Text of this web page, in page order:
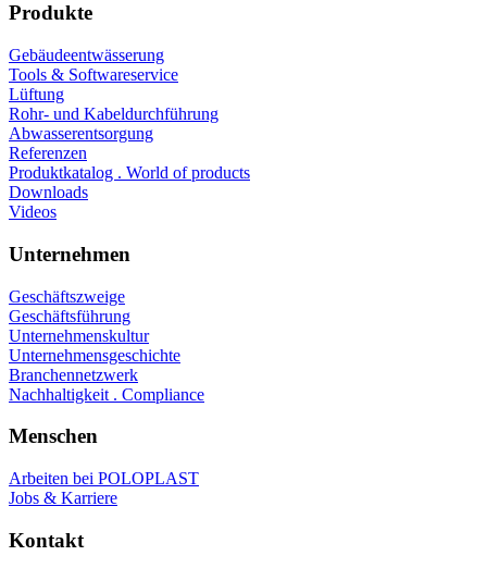
Produkte
Gebäudeentwässerung
Tools & Softwareservice
Lüftung
Rohr- und Kabeldurchführung
Abwasserentsorgung
Referenzen
Produktkatalog . World of products
Downloads
Videos
Unternehmen
Geschäftszweige
Geschäftsführung
Unternehmenskultur
Unternehmensgeschichte
Branchennetzwerk
Nachhaltigkeit . Compliance
Menschen
Arbeiten bei POLOPLAST
Jobs & Karriere
Kontakt